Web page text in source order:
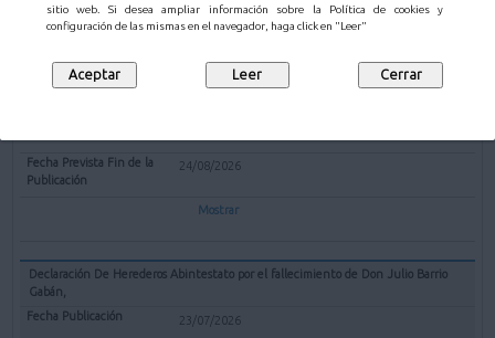
sitio web. Si desea ampliar información sobre la Política de cookies y
configuración de las mismas en el navegador, haga click en "Leer"
OTROS
Declaración De Herederos Abintestato por el fallecimiento de Doña Eusebia
Aguado López
24/08/2026
Mostrar
Declaración De Herederos Abintestato por el fallecimiento de Don Julio Barrio
Gabán,
23/07/2026